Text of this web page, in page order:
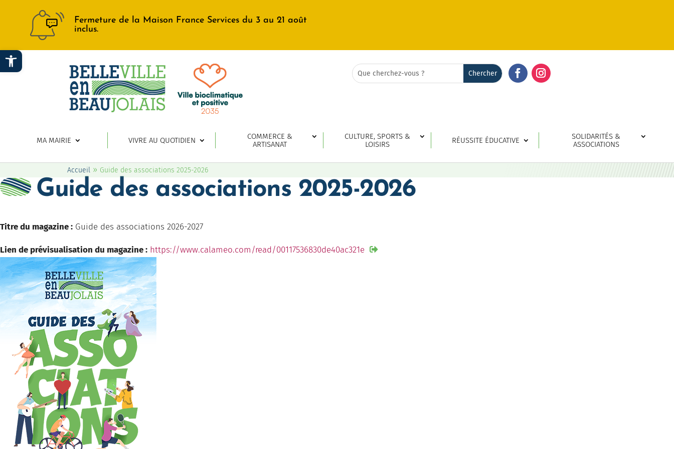
Ouvrir la barre d’outils
Fermeture de la Maison France Services du 3 au 21 août
inclus.
Rechercher:
Search
for...
MA MAIRIE VIVRE AU QUOTIDIEN
COMMERCE &
ARTISANAT
CULTURE, SPORTS &
LOISIRS
RÉUSSITE ÉDUCATIVE
SOLIDARITÉS &
ASSOCIATIONS
Accueil » Guide des associations 2025-2026
Guide des associations 2025-2026
Titre du magazine : Guide des associations 2026-2027
Lien de prévisualisation du magazine : https://www.calameo.com/read/00117536830de40ac321e